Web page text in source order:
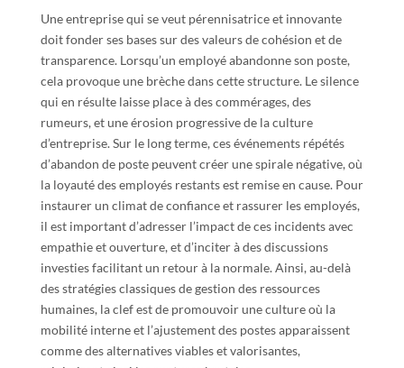
Une entreprise qui se veut pérennisatrice et innovante
doit fonder ses bases sur des valeurs de cohésion et de
transparence. Lorsqu’un employé abandonne son poste,
cela provoque une brèche dans cette structure. Le silence
qui en résulte laisse place à des commérages, des
rumeurs, et une érosion progressive de la culture
d’entreprise. Sur le long terme, ces événements répétés
d’abandon de poste peuvent créer une spirale négative, où
la loyauté des employés restants est remise en cause. Pour
instaurer un climat de confiance et rassurer les employés,
il est important d’adresser l’impact de ces incidents avec
empathie et ouverture, et d’inciter à des discussions
investies facilitant un retour à la normale. Ainsi, au-delà
des stratégies classiques de gestion des ressources
humaines, la clef est de promouvoir une culture où la
mobilité interne et l’ajustement des postes apparaissent
comme des alternatives viables et valorisantes,